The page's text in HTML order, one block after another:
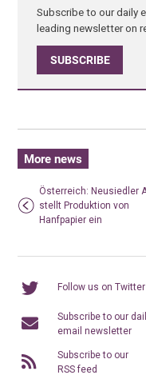
Subscribe to our daily
leading newsletter on
SUBSCRIBE
More news
Österreich: Neusiedler
stellt Produktion von
Hanfpapier ein
Follow us on Twitter
Subscribe to our
email newsletter
Subscribe to our
RSS feed